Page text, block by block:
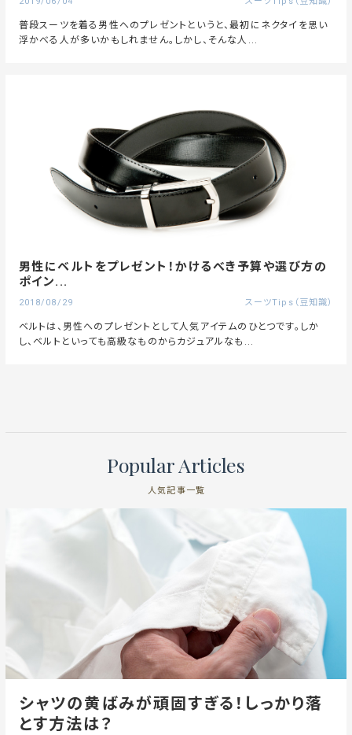
普段スーツを着る男性へのプレゼントというと、最初にネクタイを思い
浮かべる人が多いかもしれません。しかし、そんな人...
男性にベルトをプレゼント！かけるべき予算や選び方の
ポイン...
2018/08/29 スーツTips（豆知識）
ベルトは、男性へのプレゼントとして人気アイテムのひとつです。しか
し、ベルトといっても高級なものからカジュアルなも...
Popular Articles
人気記事一覧
シャツの黄ばみが頑固すぎる！しっかり落
とす方法は？